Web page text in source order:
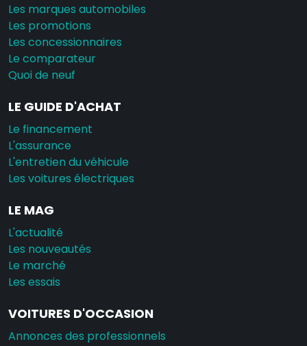
Les marques automobiles
Les promotions
Les concessionnaires
Le comparateur
Quoi de neuf
LE GUIDE D'ACHAT
Le financement
L'assurance
L'entretien du véhicule
Les voitures électriques
LE MAG
L'actualité
Les nouveautés
Le marché
Les essais
VOITURES D'OCCASION
Annonces des professionnels